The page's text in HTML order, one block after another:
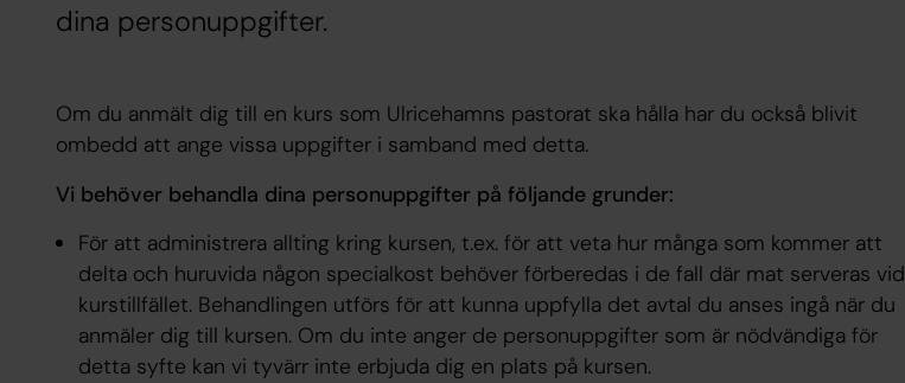
dina personuppgifter.
Om du anmält dig till en kurs som Ulricehamns pastorat ska hålla har du också blivit
ombedd att ange vissa uppgifter i samband med detta.
Vi behöver behandla dina personuppgifter på följande grunder:
För att administrera allting kring kursen, t.ex. för att veta hur många som kommer att
delta och huruvida någon specialkost behöver förberedas i de fall där mat serveras vid
kurstillfället. Behandlingen utförs för att kunna uppfylla det avtal du anses ingå när du
anmäler dig till kursen. Om du inte anger de personuppgifter som är nödvändiga för
detta syfte kan vi tyvärr inte erbjuda dig en plats på kursen.